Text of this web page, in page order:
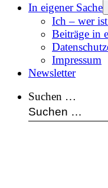
In eigener Sache
Ich – wer
Beiträge in
Impressum
Newsletter
Suchen …